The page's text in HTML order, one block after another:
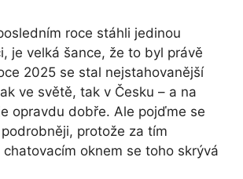
roce stáhli jedinou
je velká šance, že to byl právě
2025 se stal nejstahovanější
ve světě, tak v Česku – a na
opravdu dobře. Ale pojďme se
protože za tím
oknem se toho skrývá